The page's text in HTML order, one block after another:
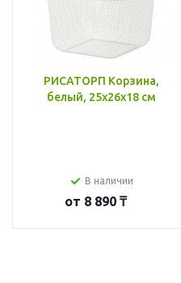
РИСАТОРП Корзина,
белый, 25x26x18 см
В наличии
от 8 890 ₸